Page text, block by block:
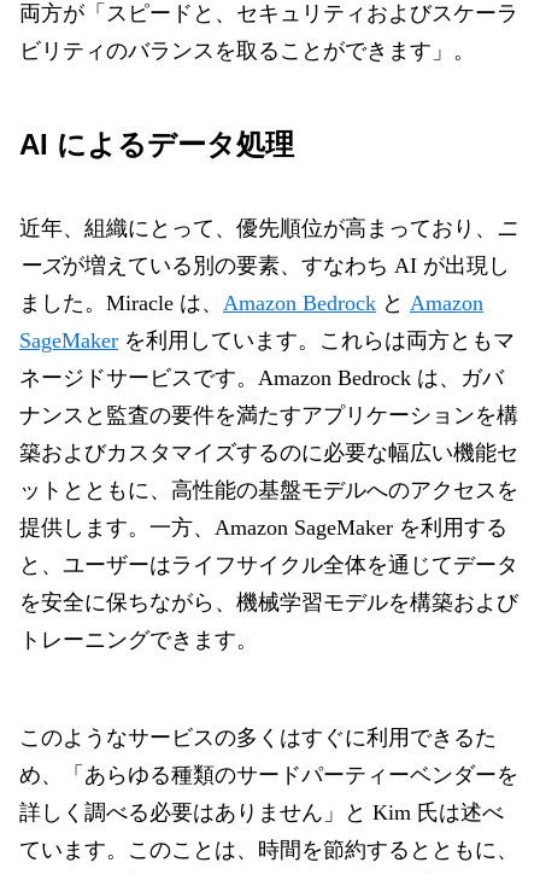
両方が「スピードと、セキュリティおよびスケーラ
ビリティのバランスを取ることができます」。
AI によるデータ処理
近年、組織にとって、優先順位が高まっており、 ニ
ーズが増えている別の要素、すなわち AI が出現し
ました。Miracle は、 Amazon Bedrock と Amazon
SageMaker を利用しています。これらは両方ともマ
ネージドサービスです。Amazon Bedrock は、ガバ
ナンスと監査の要件を満たすアプリケーションを構
築およびカスタマイズするのに必要な幅広い機能セ
ットとともに、高性能の基盤モデルへのアクセスを
提供します。一方、Amazon SageMaker を利用する
と、ユーザーはライフサイクル全体を通じてデータ
を安全に保ちながら、機械学習モデルを構築および
トレーニングできます。
このようなサービスの多くはすぐに利用できるた
め、「あらゆる種類のサードパーティーベンダーを
詳しく調べる必要はありません」と Kim 氏は述べ
ています。このことは、時間を節約するとともに、